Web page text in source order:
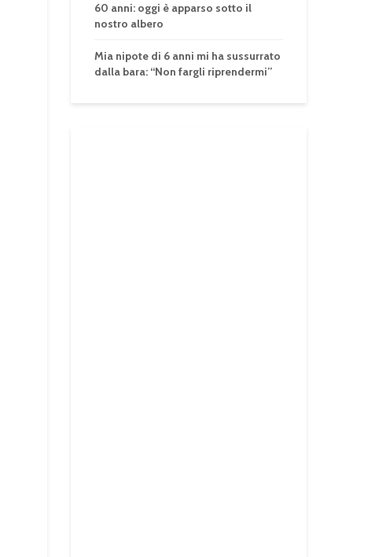
60 anni: oggi è apparso sotto il
nostro albero
Mia nipote di 6 anni mi ha sussurrato
dalla bara: “Non fargli riprendermi”